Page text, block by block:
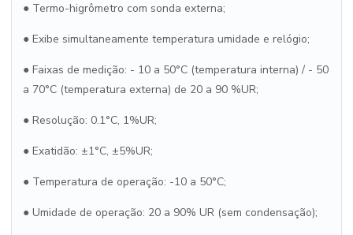
● Termo-higrômetro com sonda externa;
● Exibe simultaneamente temperatura umidade e relógio;
● Faixas de medição: - 10 a 50°C (temperatura interna) / - 50
a 70°C (temperatura externa) de 20 a 90 %UR;
● Resolução: 0.1°C, 1%UR;
● Exatidão: ±1°C, ±5%UR;
● Temperatura de operação: -10 a 50°C;
● Umidade de operação: 20 a 90% UR (sem condensação);